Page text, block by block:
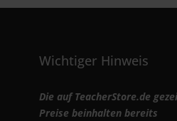
Wichtiger Hinweis
Die auf TeacherStore.de
Preise beinhalten bereits